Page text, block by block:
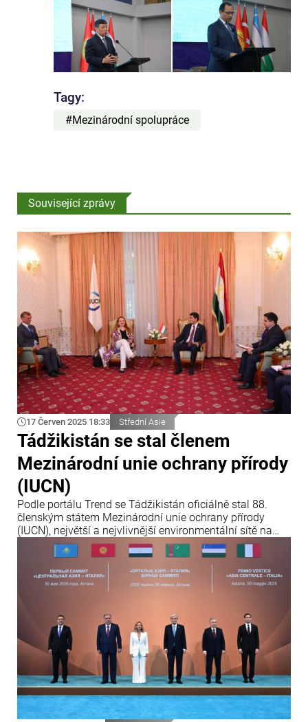
Tagy:
#Mezinárodní spolupráce
Související zprávy
17 Červen 2025 18:33 Střední Asie
Tádžikistán se stal členem
Mezinárodní unie ochrany přírody
(IUCN)
Podle portálu Trend se Tádžikistán oficiálně stal 88.
členským státem Mezinárodní unie ochrany přírody
(IUCN), největší a nejvlivnější environmentální sítě na
světě. Oznámení zaznělo během Mezinárodní
konference o ochraně ledovců, která se konala v
Dušanbe.